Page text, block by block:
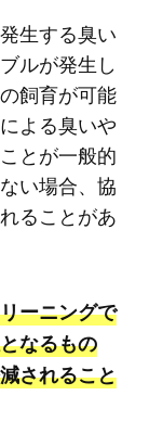
生する臭い
ルが発生し
飼育が可能
よる臭いや
とが一般的
い場合、協
ることがあ
ーニングで
なるもの
されること